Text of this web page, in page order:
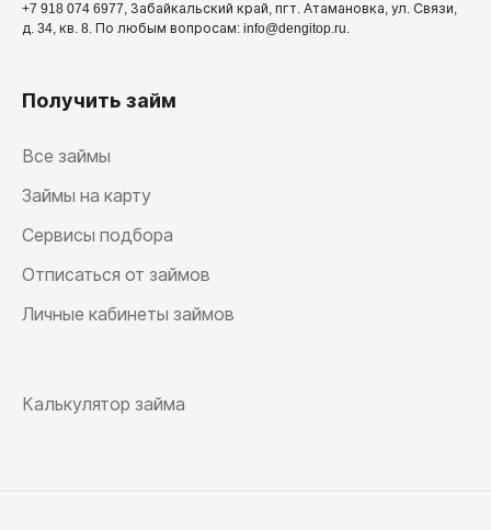
+7 918 074 6977, Забайкальский край, пгт. Атамановка, ул. Связи,
д. 34, кв. 8. По любым вопросам: info@dengitop.ru.
Получить займ
Все займы
Займы на карту
Сервисы подбора
Отписаться от займов
Личные кабинеты займов
Калькулятор займа